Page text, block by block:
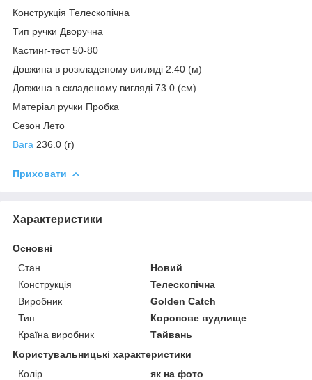
Конструкція Телескопічна
Тип ручки Дворучна
Кастинг-тест 50-80
Довжина в розкладеному вигляді 2.40 (м)
Довжина в складеному вигляді 73.0 (см)
Матеріал ручки Пробка
Сезон Лето
Вага 236.0 (г)
Приховати
Характеристики
Основні
Стан
Новий
Конструкція
Телескопічна
Виробник
Golden Catch
Тип
Коропове вудлище
Країна виробник
Тайвань
Користувальницькі характеристики
Колір
як на фото